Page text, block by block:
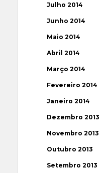
Julho 2014
Junho 2014
Maio 2014
Abril 2014
Março 2014
Fevereiro 2014
Janeiro 2014
Dezembro 2013
Novembro 2013
Outubro 2013
Setembro 2013